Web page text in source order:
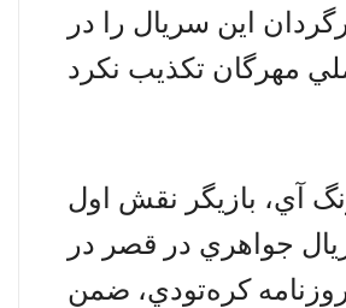
اين سريال را در
مهرگان
آي، بازيگر نقش اول
جواهري در قصر در
كره‌تودي، ضمن